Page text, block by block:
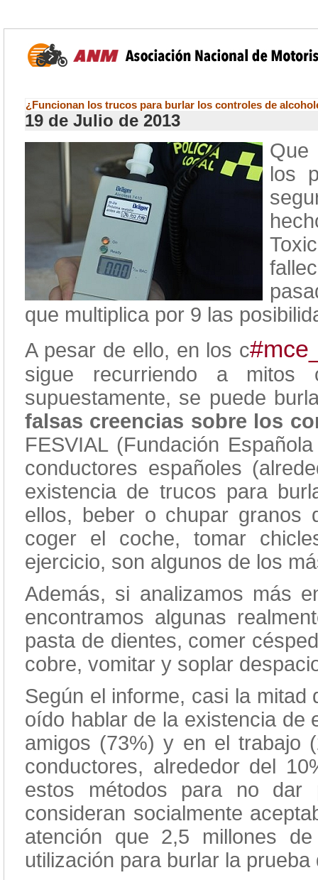
¿Funcionan los trucos para burlar los controles de
19 de Julio de 2013
Que
los
que multiplica por 9 las
A pesar de ello, en los c
sigue recurriendo a
supuestamente, se puede
falsas creencias sobre los
FESVIAL (Fundación
conductores españoles
existencia de trucos para
ellos, beber o chupar
coger el coche, tomar
ejercicio, son algunos de los
Además, si analizamos más
encontramos algunas
pasta de dientes, comer
cobre, vomitar y soplar
Según el informe, casi la
oído hablar de la existencia de
amigos (73%) y en el trabajo
conductores, alrededor del
estos métodos para no dar
consideran socialmente
atención que 2,5 millones
utilización para burlar la